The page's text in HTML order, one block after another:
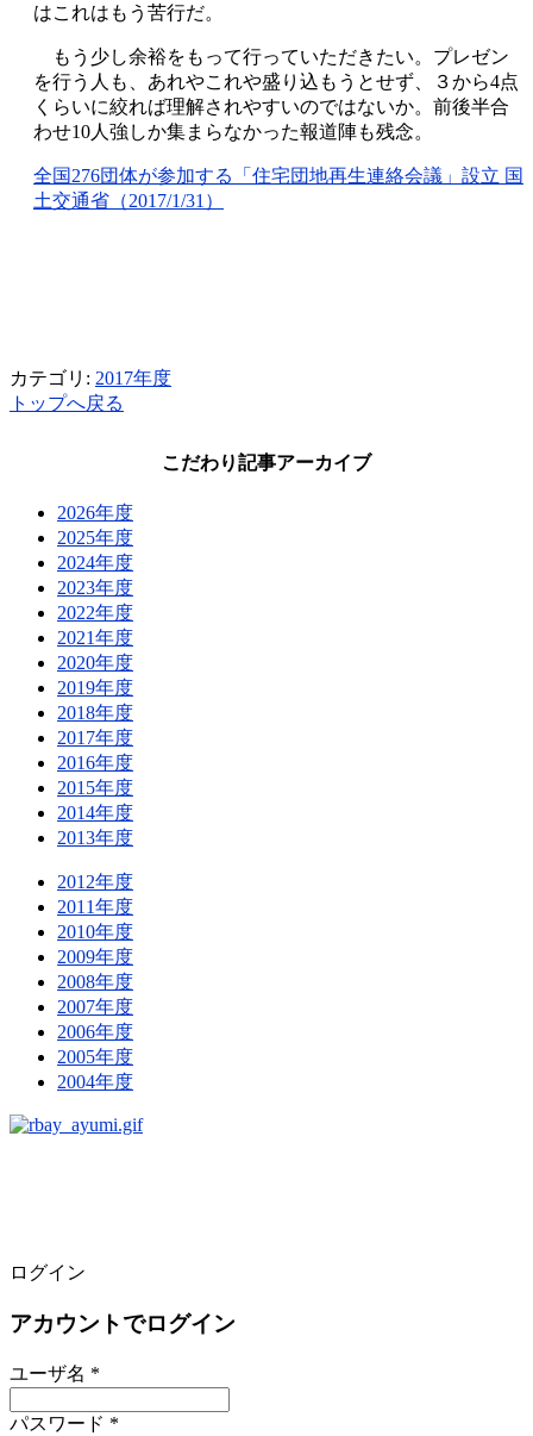
はこれはもう苦行だ。
もう少し余裕をもって行っていただきたい。プレゼン
を行う人も、あれやこれや盛り込もうとせず、３から4点
くらいに絞れば理解されやすいのではないか。前後半合
わせ10人強しか集まらなかった報道陣も残念。
全国276団体が参加する「住宅団地再生連絡会議」設立 国
土交通省（2017/1/31）
カテゴリ: 2017年度
トップへ戻る
こだわり記事アーカイブ
2026年度
2025年度
2024年度
2023年度
2022年度
2021年度
2020年度
2019年度
2018年度
2017年度
2016年度
2015年度
2014年度
2013年度
2012年度
2011年度
2010年度
2009年度
2008年度
2007年度
2006年度
2005年度
2004年度
ログイン
アカウントでログイン
ユーザ名 *
パスワード *